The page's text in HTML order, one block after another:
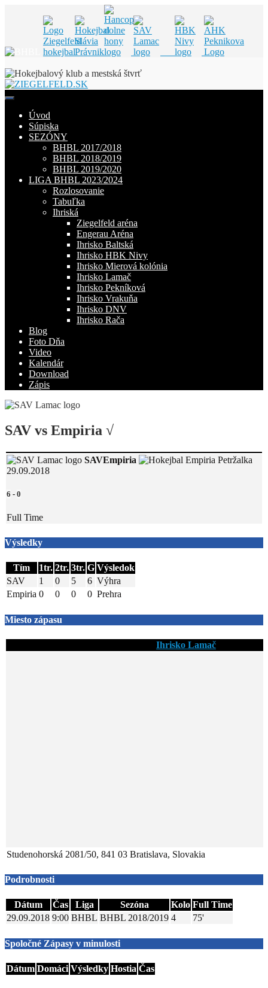
to
content
Úvod
Súpiska
SEZÓNY
BHBL 2017/2018
BHBL 2018/2019
BHBL 2019/2020
LIGA BHBL 2023/2024
Rozlosovanie
Tabuľka
Ihriská
Ziegelfeld aréna
Engerau Aréna
Ihrisko Baltská
Ihrisko HBK Nivy
Ihrisko Mierová kolónia
Ihrisko Lamač
Ihrisko Pekníková
Ihrisko Vrakuňa
Ihrisko DNV
Ihrisko Rača
Blog
Foto Dňa
Video
Kalendár
Download
Zápis
SAV vs Empiria √
SAVEmpiria
29.09.2018
6 - 0
Full Time
Výsledky
Tím 1tr. 2tr. 3tr. G Výsledok
SAV
1 0 5 6 Výhra
Empiria 0 0 0 0 Prehra
Miesto zápasu
Ihrisko Lamač
Studenohorská 2081/50, 841 03 Bratislava, Slovakia
Podrobnosti
Dátum Čas Liga Sezóna Kolo Full Time
29.09.2018 9:00 BHBL BHBL 2018/2019 4 75'
Spoločné Zápasy v minulosti
Dátum Domáci Výsledky Hostia Čas